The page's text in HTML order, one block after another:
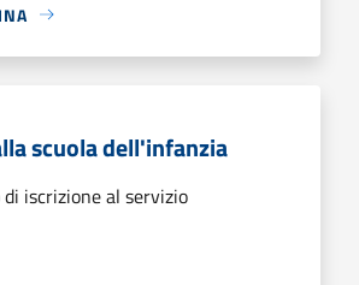
scuola dell'infanzia
iscrizione al servizio